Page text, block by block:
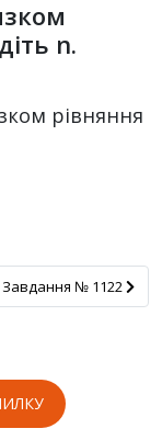
n.
рівняння
Завдання № 1122
Завдання № 1122